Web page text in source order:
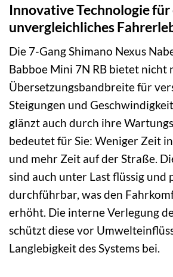
Innovative Technologie für
unvergleichliches
Die 7-Gang Shimano Nexus
Babboe Mini 7N RB bietet nicht
Übersetzungsbandbreite für
Steigungen und
glänzt auch durch ihre
bedeutet für Sie: Weniger Zeit
und mehr Zeit auf der Straße.
sind auch unter Last flüssig und
durchführbar, was den
erhöht. Die interne Verlegung
schützt diese vor
Langlebigkeit des Systems bei.